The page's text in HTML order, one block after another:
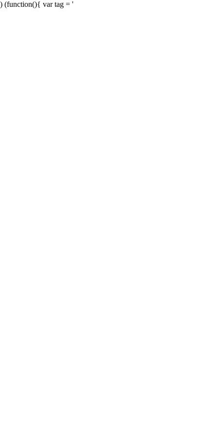
) (function(){ var tag = '